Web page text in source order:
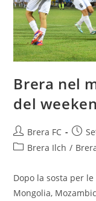
Brera nel
del
Brera FC
Brera Ilch /
Dopo la sosta per
Mongolia,